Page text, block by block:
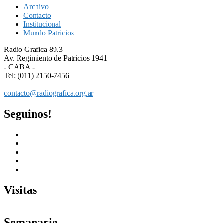
Archivo
Contacto
Institucional
Mundo Patricios
Radio Grafica 89.3
Av. Regimiento de Patricios 1941
- CABA -
Tel: (011) 2150-7456
contacto@radiografica.org.ar
Seguinos!
Visitas